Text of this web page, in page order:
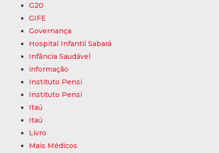
G20
GIFE
Governança
Hospital Infantil Sabará
Infância Saudável
informação
Instituto Pensi
Instituto Pensi
Itaú
Itaú
Livro
Mais Médicos